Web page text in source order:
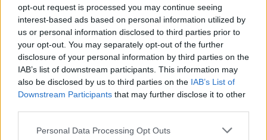
opt-out request is processed you may continue seeing
interest-based ads based on personal information utilized by
us or personal information disclosed to third parties prior to
your opt-out. You may separately opt-out of the further
disclosure of your personal information by third parties on the
IAB’s list of downstream participants. This information may
also be disclosed by us to third parties on the IAB’s List of
Downstream Participants that may further disclose it to other
Please note that this website/app uses one or more Google
Personal Data Processing Opt Outs
A Forma–1-es istállók közelmúltbeli értékelései is a
németek álláspontját támasztják alá. A nyereséges
és jóval sikeresebb istállók közül a Mercedest 4,6
milliárd, a McLarent pedig 3,5 milliárd fontra
taksálták. Ezzel szemben azAlpine
a 2025-ös